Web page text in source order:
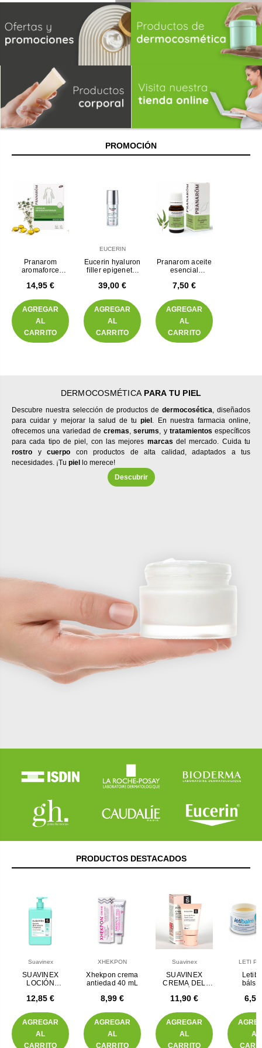
PROMOCIÓN
Pranarom
aromaforce
defensas
14,95 €
AGREGAR
AL
CARRITO
EUCERIN
Eucerin hyaluron
filler epigenetic
39,00 €
AGREGAR
AL
CARRITO
Pranarom aceite
esencial
hoja 10 mL
7,50 €
AGREGAR
AL
CARRITO
DERMOCOSMÉTICAPARA TU PIEL
Descubre nuestra selección de productos dedermocosética, diseñados
para cuidar y mejorar la salud de tupiel . En nuestra farmacia online,
ofrecemos una variedad de cremas,serums, y tratamientos específicos
para cada tipo de piel, con las mejores marcas del mercado. Cuida tu
rostro y cuerpo con productos de alta calidad, adaptados a tus
necesidades. ¡Tu piel
lo merece!
Descubrir
PRODUCTOS DESTACADOS
Suavinex
SUAVINEX
LOCIÓN
CORPORAL
12,85 €
AGREGAR
AL
CARRITO
XHEKPON
Xhekpon crema
antiedad 40 mL
8,99 €
AGREGAR
AL
CARRITO
Suavinex
SUAVINEX
CREMA DEL
11,90 €
AGREGAR
AL
CARRITO
LETI
AL